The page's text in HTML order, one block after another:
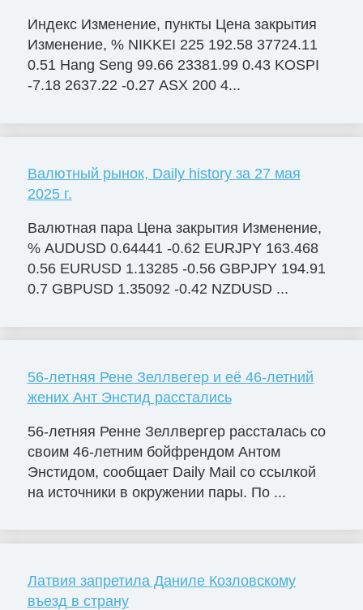
Индекс Изменение, пункты Цена закрытия
Изменение, % NIKKEI 225 192.58 37724.11
0.51 Hang Seng 99.66 23381.99 0.43 KOSPI
-7.18 2637.22 -0.27 ASX 200 4...
Валютный рынок, Daily history за 27 мая
2025 г.
Валютная пара Цена закрытия Изменение,
% AUDUSD 0.64441 -0.62 EURJPY 163.468
0.56 EURUSD 1.13285 -0.56 GBPJPY 194.91
0.7 GBPUSD 1.35092 -0.42 NZDUSD ...
56-летняя Рене Зеллвегер и её 46-летний
жених Ант Энстид расстались
56-летняя Ренне Зеллвергер рассталась со
своим 46-летним бойфрендом Антом
Энстидом, сообщает Daily Mail со ссылкой
на источники в окружении пары. По ...
Латвия запретила Даниле Козловскому
въезд в страну